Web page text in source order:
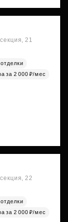
21
за 2 000 ₽/мес
22
за 2 000 ₽/мес